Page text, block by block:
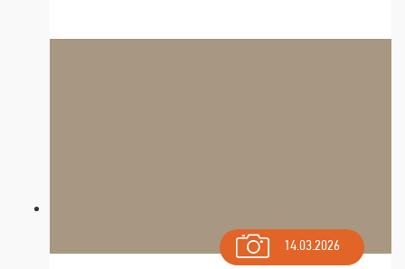
spokojnosti. Sedenie bolo dobré, štadión Barnabéu ...
14.03.2026